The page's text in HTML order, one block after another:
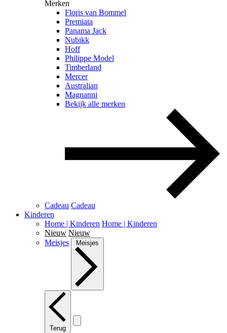
Merken
Floris van Bommel
Premiata
Panama Jack
Nubikk
Hoff
Philippe Model
Timberland
Mercer
Australian
Magnanni
Bekijk alle merken
Cadeau Cadeau
Kinderen
Home | Kinderen Home | Kinderen
Nieuw Nieuw
Meisjes
Meisjes
Terug